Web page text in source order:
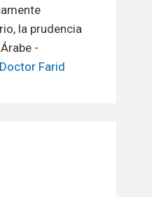
la prudencia
-
Farid